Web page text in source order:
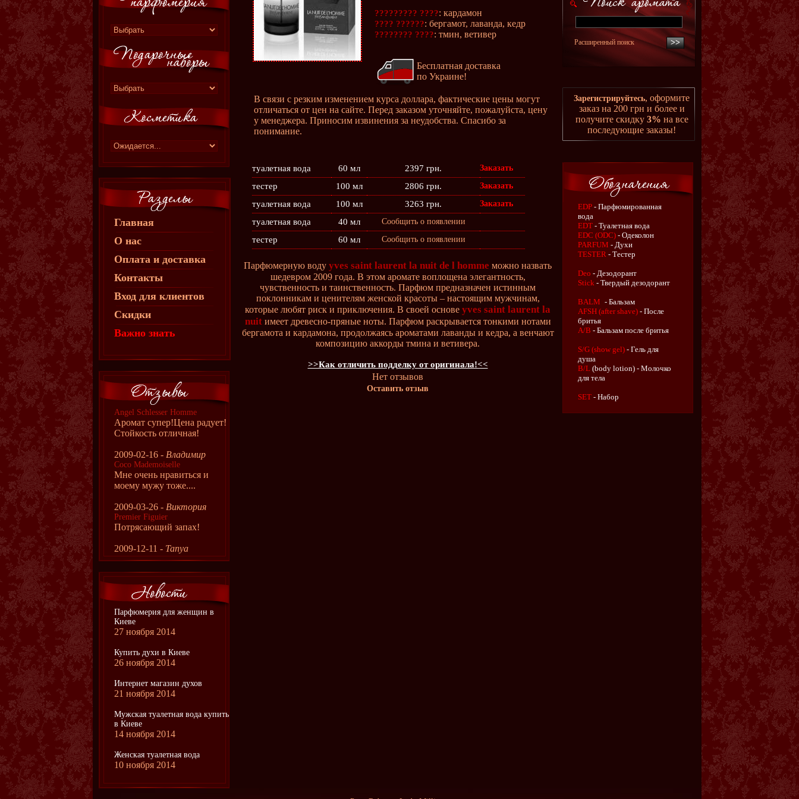
Главная
О нас
Оплата и доставка
Контакты
Вход для клиентов
Скидки
Важно знать
Angel Schlesser Homme
Аромат супер!Цена радует!
Стойкость отличная!
2009-02-16 - Владимир
Coco Mademoiselle
Мне очень нравиться и
моему мужу тоже....
2009-03-26 - Виктория
Premier Figuier
Потрясающий запах!
2009-12-11 - Tanya
Парфюмерия для женщин в
Киеве
27 ноября 2014
Купить духи в Киеве
26 ноября 2014
Интернет магазин духов
21 ноября 2014
Мужская туалетная вода купить
в Киеве
14 ноября 2014
Женская туалетная вода
10 ноября 2014
????????? ????: кардамон
???? ??????: бергамот, лаванда, кедр
???????? ????: тмин, ветивер
Бесплатная доставка
по Украине!
В связи с резким изменением курса доллара, фактические цены могут
отличаться от цен на сайте. Перед заказом уточняйте, пожалуйста, цену
у менеджера. Приносим извинения за неудобства. Спасибо за
понимание.
туалетная вода 60 мл 2397 грн. Заказать
тестер 100 мл 2806 грн. Заказать
туалетная вода 100 мл 3263 грн. Заказать
туалетная вода 40 мл Сообщить о появлении
тестер 60 мл Сообщить о появлении
Парфюмерную воду yves saint laurent la nuit de l homme можно назвать
шедевром 2009 года. В этом аромате воплощена элегантность,
чувственность и таинственность. Парфюм предназначен истинным
поклонникам и ценителям женской красоты – настоящим мужчинам,
которые любят риск и приключения. В своей основе yves saint laurent la
nuitимеет древесно-пряные ноты. Парфюм раскрывается тонкими нотами
бергамота и кардамона, продолжаясь ароматами лаванды и кедра, а венчают
композицию аккорды тмина и ветивера.
>>Как отличить подделку от оригинала!<<
Нет отзывов
Оставить отзыв
Расширенный поиск
Зарегистрируйтесь, оформите
заказ на 200 грн и более и
получите скидку 3% на все
последующие заказы!
EDP - Парфюмированная
вода
EDT - Туалетная вода
EDC (ODC) - Одеколон
PARFUM - Духи
TESTER - Тестер
Deo - Дезодорант
Stick - Твердый дезодорант
BALM - Бальзам
AFSH (after shave) - После
бритья
A/B - Бальзам после бритья
S/G (show gel) - Гель для
душа
B/L (body lotion) - Молочко
для тела
SET - Набор